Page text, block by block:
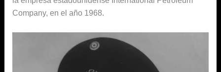
Company, en el año 1968.